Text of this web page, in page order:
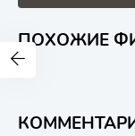
ПОХОЖИЕ